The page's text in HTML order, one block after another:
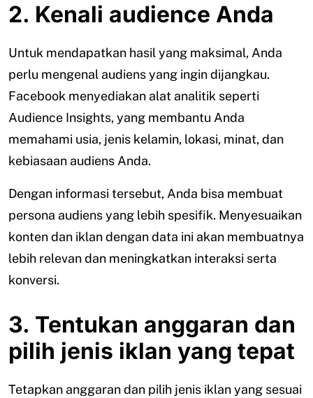
2. Kenali audience Anda
Untuk mendapatkan hasil yang maksimal, Anda
perlu mengenal audiens yang ingin dijangkau.
Facebook menyediakan alat analitik seperti
Audience Insights, yang membantu Anda
memahami usia, jenis kelamin, lokasi, minat, dan
kebiasaan audiens Anda.
Dengan informasi tersebut, Anda bisa membuat
persona audiens yang lebih spesifik. Menyesuaikan
konten dan iklan dengan data ini akan membuatnya
lebih relevan dan meningkatkan interaksi serta
konversi.
3. Tentukan anggaran dan
pilih jenis iklan yang tepat
Tetapkan anggaran dan pilih jenis iklan yang sesuai